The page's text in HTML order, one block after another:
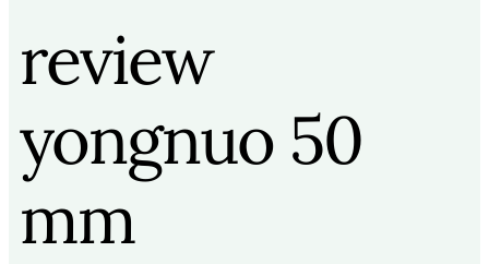
review
yongnuo 50
mm